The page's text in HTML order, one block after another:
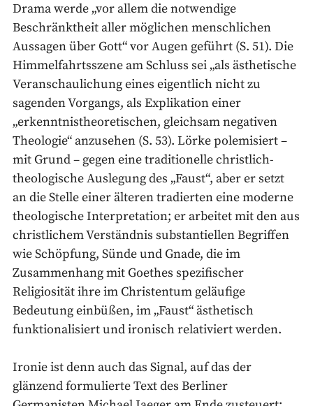
Drama werde „vor allem die notwendige
Beschränktheit aller möglichen menschlichen
Aussagen über Gott“ vor Augen geführt (S. 51). Die
Himmelfahrtsszene am Schluss sei „als ästhetische
Veranschaulichung eines eigentlich nicht zu
sagenden Vorgangs, als Explikation einer
„erkenntnistheoretischen, gleichsam negativen
Theologie“ anzusehen (S. 53). Lörke polemisiert –
mit Grund – gegen eine traditionelle christlich-
theologische Auslegung des „Faust“, aber er setzt
an die Stelle einer älteren tradierten eine moderne
theologische Interpretation; er arbeitet mit den aus
christlichem Verständnis substantiellen Begriffen
wie Schöpfung, Sünde und Gnade, die im
Zusammenhang mit Goethes spezifischer
Religiosität ihre im Christentum geläufige
Bedeutung einbüßen, im „Faust“ ästhetisch
funktionalisiert und ironisch relativiert werden.
Ironie ist denn auch das Signal, auf das der
glänzend formulierte Text des Berliner